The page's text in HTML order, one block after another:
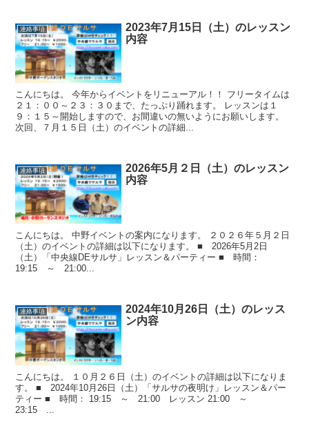
連絡事項
2023年7月15日（土）のレッスン
内容
こんにちは。 今年からイベントをリニューアル！！ フリータイムは
２１：００～２３：３０まで、たっぷり踊れます。 レッスンは１
９：１５～開始しますので、お間違いの無いようにお願いします。
次回、７月１５日（土）のイベントの詳細...
連絡事項
2026年5月２日（土）のレッスン
内容
こんにちは。 中野イベントの案内になります。 ２０２６年５月２日
（土）のイベントの詳細は以下になります。 ■ 2026年5月2日
（土）「中央線DEサルサ」レッスン＆パーティー ■ 時間：
19:15 ～ 21:00...
連絡事項
2024年10月26日（土）のレッス
ン内容
こんにちは。 １０月２６日（土）のイベントの詳細は以下になりま
す。 ■ 2024年10月26日（土）「サルサの夜明け」レッスン＆パー
ティー ■ 時間： 19:15 ～ 21:00 レッスン 21:00 ～
23:15 ...